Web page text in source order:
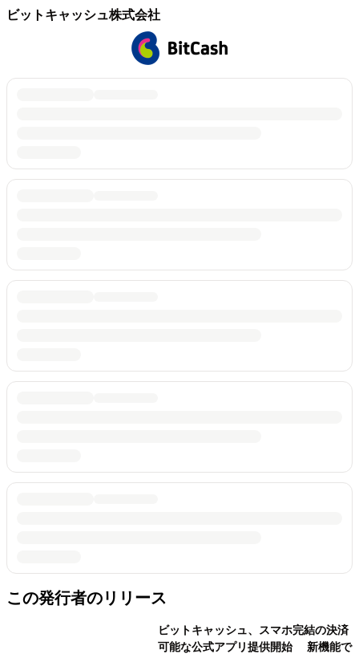
ビットキャッシュ株式会社
この発行者のリリース
ビットキャッシュ、スマホ完結の決済
可能な公式アプリ提供開始 新機能で